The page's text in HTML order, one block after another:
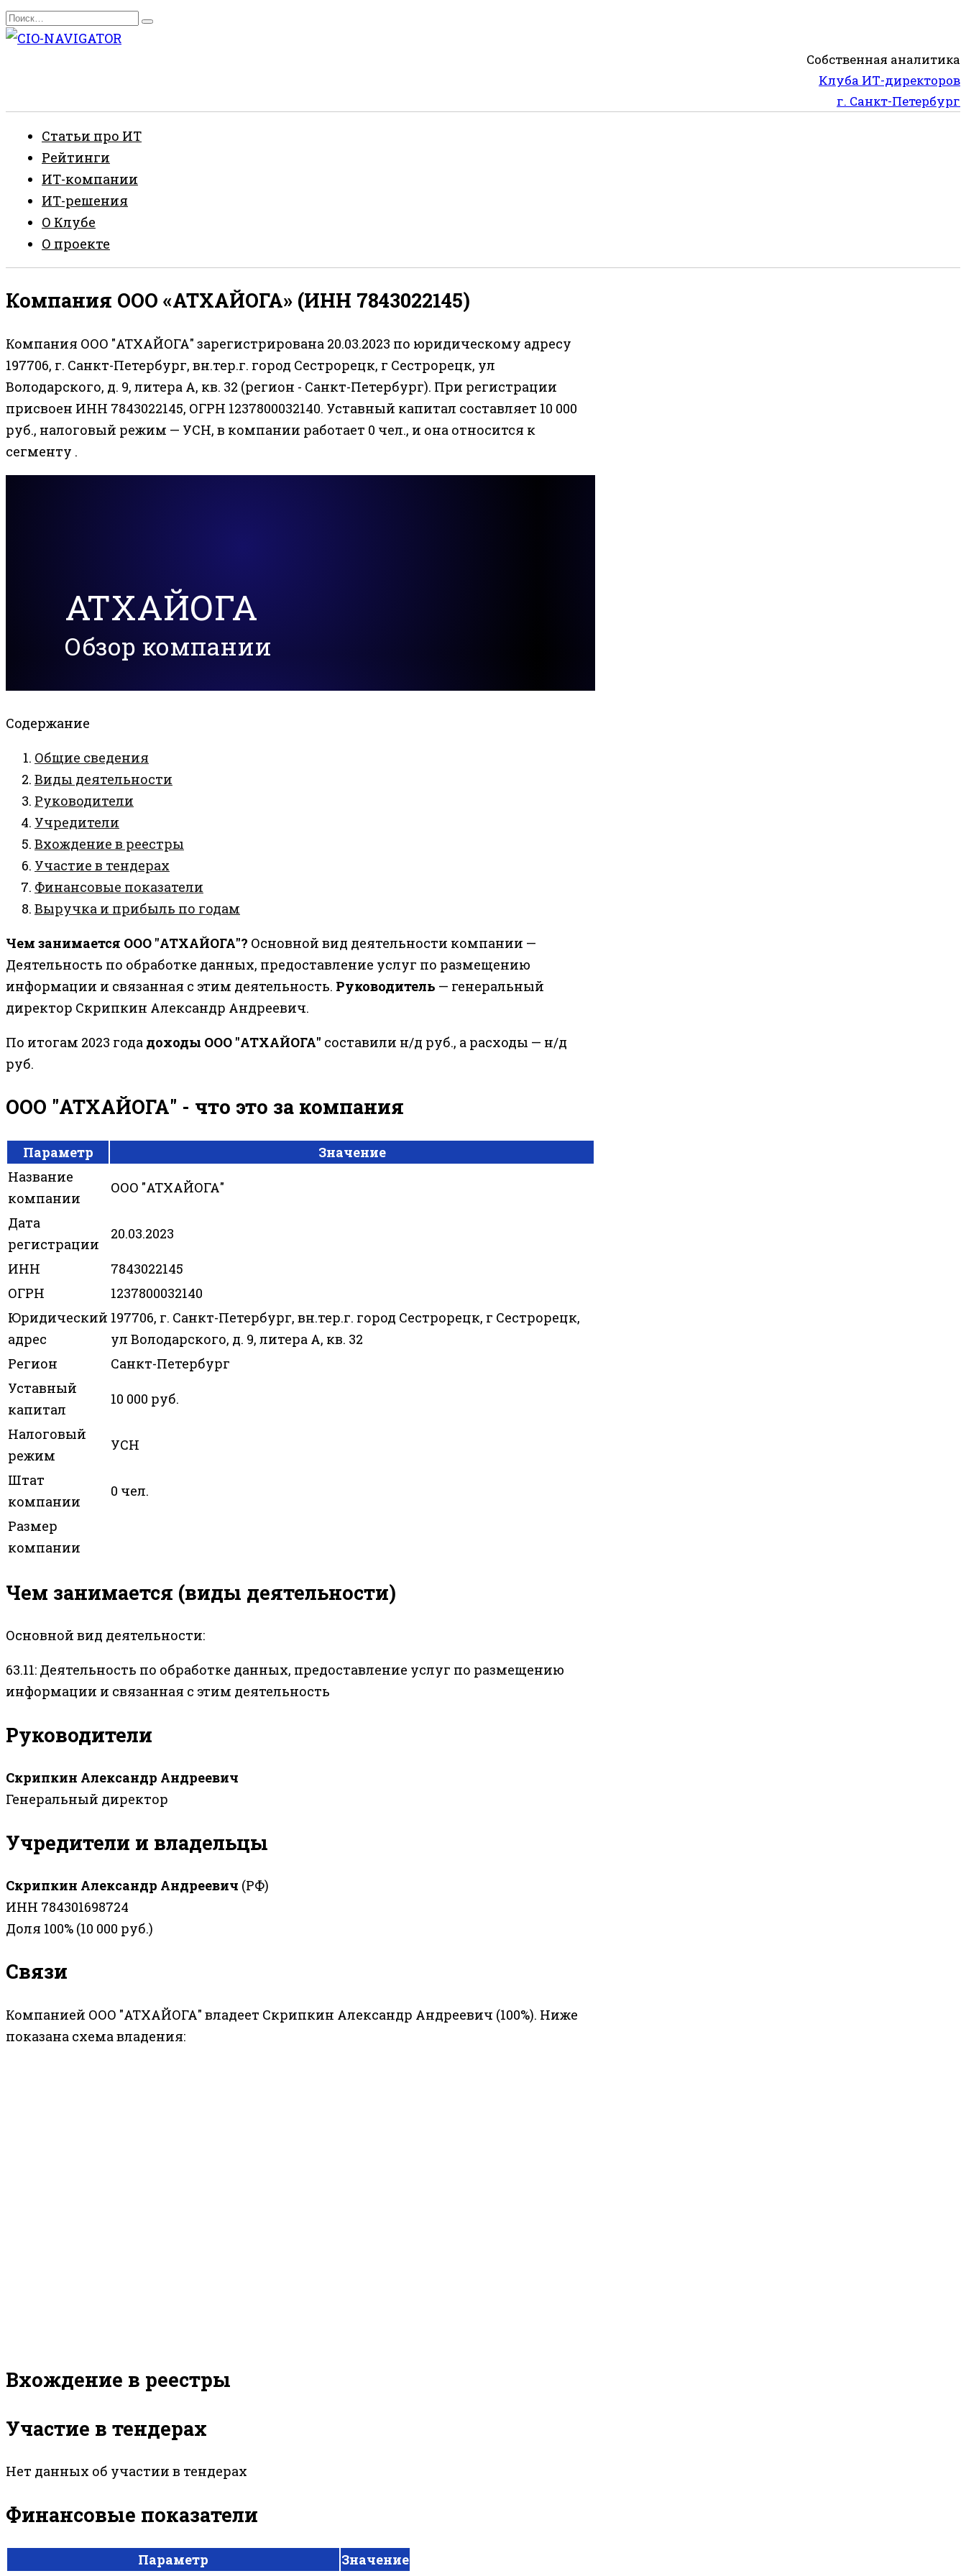
Перейти
к
Search
for:
Собственная аналитика
Клуба ИТ-директоров
г. Санкт-Петербург
Статьи про ИТ
Рейтинги
ИТ-компании
ИТ-решения
О Клубе
О проекте
Компания ООО «АТХАЙОГА» (ИНН 7843022145)
Компания ООО "АТХАЙОГА" зарегистрирована 20.03.2023 по юридическому адресу
197706, г. Санкт-Петербург, вн.тер.г. город Сестрорецк, г Сестрорецк, ул
Володарского, д. 9, литера А, кв. 32 (регион - Санкт-Петербург). При регистрации
присвоен ИНН 7843022145, ОГРН 1237800032140. Уставный капитал составляет 10 000
руб., налоговый режим — УСН, в компании работает 0 чел., и она относится к
сегменту .
АТХАЙОГА
Обзор компании
Содержание
Общие сведения
Виды деятельности
Руководители
Учредители
Вхождение в реестры
Участие в тендерах
Финансовые показатели
Выручка и прибыль по годам
Чем занимается ООО "АТХАЙОГА"? Основной вид деятельности компании —
Деятельность по обработке данных, предоставление услуг по размещению
информации и связанная с этим деятельность. Руководитель — генеральный
директор Скрипкин Александр Андреевич.
По итогам 2023 года доходы ООО "АТХАЙОГА" составили н/д руб., а расходы — н/д
руб.
ООО "АТХАЙОГА" - что это за компания
Параметр
Значение
Название
компании
ООО "АТХАЙОГА"
Дата
регистрации
20.03.2023
ИНН
7843022145
ОГРН
1237800032140
Юридический
адрес
197706, г. Санкт-Петербург, вн.тер.г. город Сестрорецк, г Сестрорецк,
ул Володарского, д. 9, литера А, кв. 32
Регион
Санкт-Петербург
Уставный
капитал
10 000 руб.
Налоговый
режим
УСН
Штат
компании
0 чел.
Размер
компании
Чем занимается (виды деятельности)
Основной вид деятельности:
63.11: Деятельность по обработке данных, предоставление услуг по размещению
информации и связанная с этим деятельность
Руководители
Скрипкин Александр Андреевич
Генеральный директор
Учредители и владельцы
Скрипкин Александр Андреевич (РФ)
ИНН 784301698724
Доля 100% (10 000 руб.)
Связи
Компанией ООО "АТХАЙОГА" владеет Скрипкин Александр Андреевич (100%). Ниже
показана схема владения:
Вхождение в реестры
Участие в тендерах
Нет данных об участии в тендерах
Финансовые показатели
Параметр
Значение